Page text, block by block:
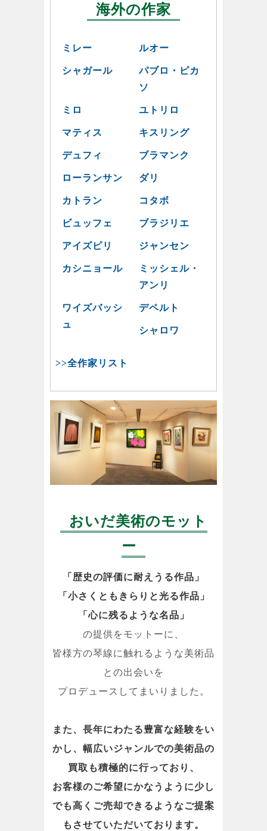
海外の作家
ミレー ルオー
シャガール
パブロ・ピカ
ソ
ミロ ユトリロ
マティス キスリング
デュフィ ブラマンク
ローランサン ダリ
カトラン コタボ
ビュッフェ ブラジリエ
アイズピリ ジャンセン
カシニョール
ミッシェル・
アンリ
ワイズバッシ
ュ
デペルト
シャロワ
>>全作家リスト
おいだ美術のモット
ー
「歴史の評価に耐えうる作品」
「小さくともきらりと光る作品」
「心に残るような名品」
の提供をモットーに、
皆様方の琴線に触れるような美術品
との出会いを
プロデュースしてまいりました。
また、長年にわたる豊富な経験をい
かし、幅広いジャンルでの美術品の
買取も積極的に行っており、
お客様のご希望にかなうように少し
でも高くご売却できるようなご提案
もさせていただいております。